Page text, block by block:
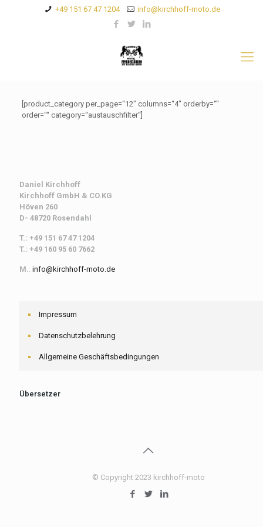
+49 151 67 47 1204 info@kirchhoff-moto.de
[product_category per_page=“12″ columns=“4″ orderby=““
order=““ category=“austauschfilter“]
Daniel Kirchhoff
Kirchhoff GmbH & CO.KG
Höven 260
D- 48720 Rosendahl
T.: +49 151 67 47 1204
T.: +49 160 95 60 7662
M.: info@kirchhoff-moto.de
Impressum
Datenschutzbelehrung
Allgemeine Geschäftsbedingungen
Übersetzer
© Copyright 2023 kirchhoff-moto